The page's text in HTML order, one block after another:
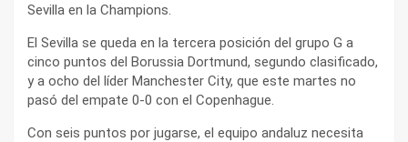
Sevilla en la Champions.
El Sevilla se queda en la tercera posición del grupo G a
cinco puntos del Borussia Dortmund, segundo clasificado,
y a ocho del líder Manchester City, que este martes no
pasó del empate 0-0 con el Copenhague.
Con seis puntos por jugarse, el equipo andaluz necesita